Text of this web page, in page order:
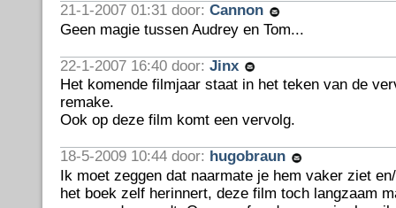
21-1-2007 01:31 door: Cannon
Geen magie tussen Audrey en Tom...
22-1-2007 16:40 door: Jinx
Het komende filmjaar staat in het teken van de
remake.
Ook op deze film komt een vervolg.
18-5-2009 10:44 door: hugobraun
Ik moet zeggen dat naarmate je hem vaker ziet
het boek zelf herinnert, deze film toch langzaam